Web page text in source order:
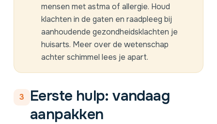
mensen met astma of allergie. Houd
klachten in de gaten en raadpleeg bij
aanhoudende gezondheidsklachten je
huisarts. Meer over de wetenschap
achter schimmel lees je apart.
3
Eerste hulp: vandaag
aanpakken